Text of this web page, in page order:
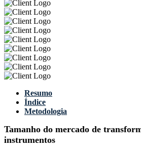
Resumo
Índice
Metodologia
Tamanho do mercado de
instrumentos